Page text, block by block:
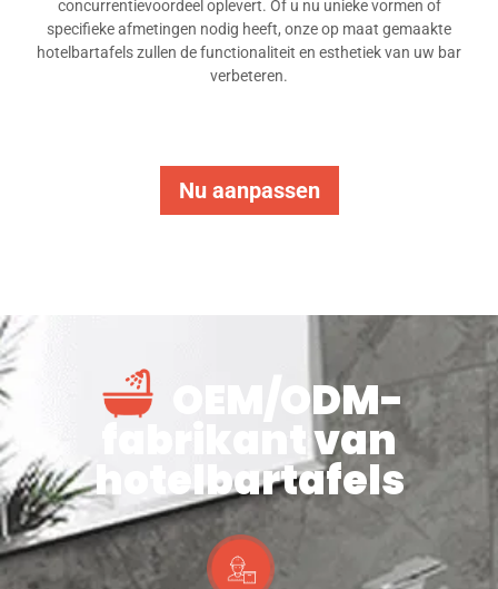
concurrentievoordeel oplevert. Of u nu unieke vormen of
specifieke afmetingen nodig heeft, onze op maat gemaakte
hotelbartafels zullen de functionaliteit en esthetiek van uw bar
verbeteren.
Nu aanpassen
OEM/ODM-
fabrikant van
hotelbartafels